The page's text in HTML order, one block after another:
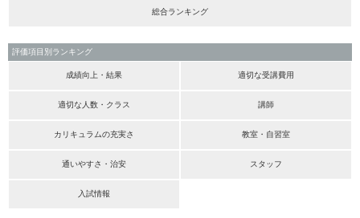
総合ランキング
評価項目別ランキング
成績向上・結果 適切な受講費用
適切な人数・クラス 講師
カリキュラムの充実さ 教室・自習室
通いやすさ・治安 スタッフ
入試情報